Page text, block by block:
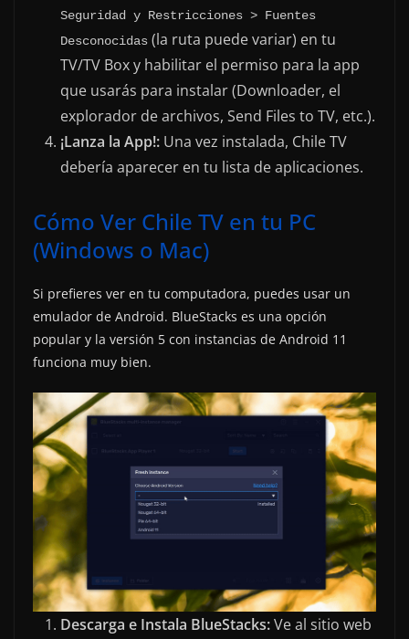
Seguridad y Restricciones > Fuentes
Desconocidas (la ruta puede variar) en tu
TV/TV Box y habilitar el permiso para la app
que usarás para instalar (Downloader, el
explorador de archivos, Send Files to TV, etc.).
¡Lanza la App!: Una vez instalada, Chile TV
debería aparecer en tu lista de aplicaciones.
Cómo Ver Chile TV en tu PC
(Windows o Mac)
Si prefieres ver en tu computadora, puedes usar un
emulador de Android. BlueStacks es una opción
popular y la versión 5 con instancias de Android 11
funciona muy bien.
Descarga e Instala BlueStacks:Ve al sitio web